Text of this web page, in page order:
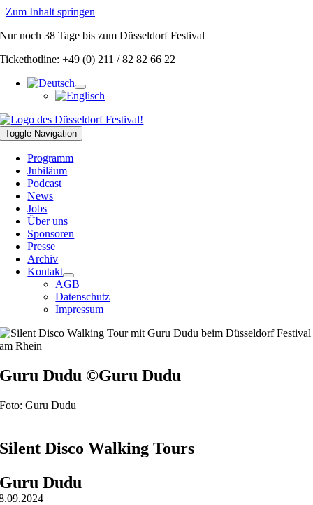
Zum Inhalt springen
Nur noch38 Tagebis zum Düsseldorf Festival
Tickethotline: +49 (0) 211 / 82 82 66 22
Toggle Navigation
Programm
Jubiläum
Podcast
News
Jobs
Über uns
Sponsoren
Presse
Archiv
Kontakt
AGB
Datenschutz
Impressum
Guru Dudu ©Guru Dudu
Foto: Guru Dudu
Silent Disco Walking Tours
Guru Dudu